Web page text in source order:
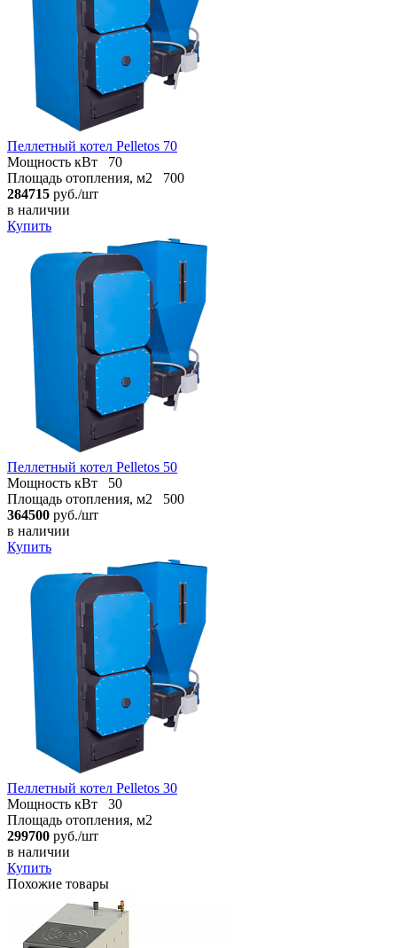
Пеллетный котел Pelletos 70
Мощность кВт
70
Площадь отопления, м2
700
284715 руб./шт
в наличии
Купить
Пеллетный котел Pelletos 50
Мощность кВт
50
Площадь отопления, м2
500
364500 руб./шт
в наличии
Купить
Пеллетный котел Pelletos 30
Мощность кВт
30
Площадь отопления, м2
299700 руб./шт
в наличии
Купить
Похожие товары